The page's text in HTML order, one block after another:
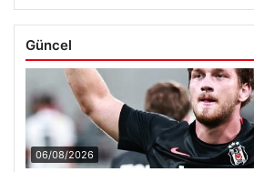
Güncel
06/08/2026